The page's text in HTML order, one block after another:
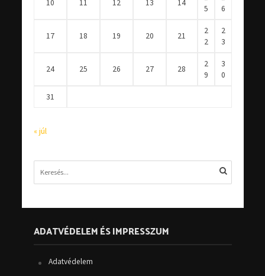
10 11 12 13 14
5
6
17 18 19 20 21
2
2
2
3
24 25 26 27 28
2
9
3
0
31
« júl
ADATVÉDELEM ÉS IMPRESSZUM
Adatvédelem